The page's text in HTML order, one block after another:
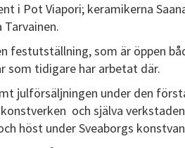
i Pot Viapori; keramikerna
festutställning, som är öppen
som tidigare har arbetat där.
julförsäljningen under den
och själva
höst under Sveaborgs